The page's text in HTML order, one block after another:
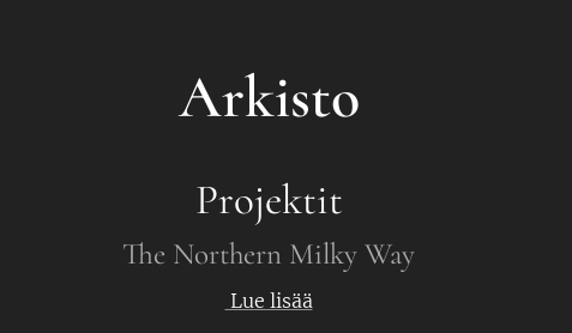
Arkisto
Projektit
The Northern Milky Way
Lue lisää